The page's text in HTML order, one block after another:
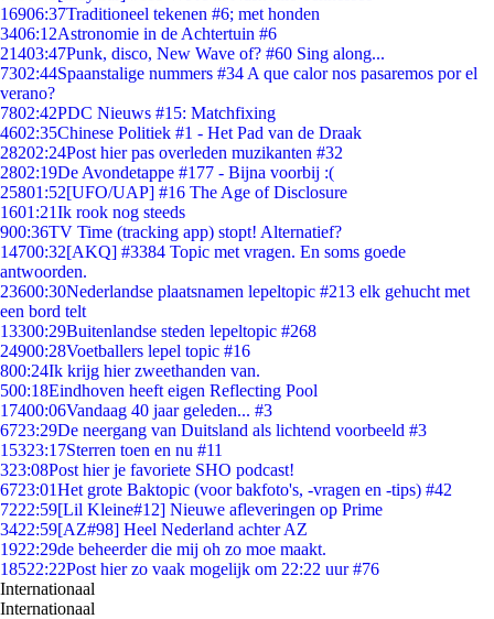
16906:37Traditioneel tekenen #6; met honden
3406:12Astronomie in de Achtertuin #6
21403:47Punk, disco, New Wave of? #60 Sing along...
7302:44Spaanstalige nummers #34 A que calor nos pasaremos por el
verano?
7802:42PDC Nieuws #15: Matchfixing
4602:35Chinese Politiek #1 - Het Pad van de Draak
28202:24Post hier pas overleden muzikanten #32
2802:19De Avondetappe #177 - Bijna voorbij :(
25801:52[UFO/UAP] #16 The Age of Disclosure
1601:21Ik rook nog steeds
900:36TV Time (tracking app) stopt! Alternatief?
14700:32[AKQ] #3384 Topic met vragen. En soms goede
antwoorden.
23600:30Nederlandse plaatsnamen lepeltopic #213 elk gehucht met
een bord telt
13300:29Buitenlandse steden lepeltopic #268
24900:28Voetballers lepel topic #16
800:24Ik krijg hier zweethanden van.
500:18Eindhoven heeft eigen Reflecting Pool
17400:06Vandaag 40 jaar geleden... #3
6723:29De neergang van Duitsland als lichtend voorbeeld #3
15323:17Sterren toen en nu #11
323:08Post hier je favoriete SHO podcast!
6723:01Het grote Baktopic (voor bakfoto's, -vragen en -tips) #42
7222:59[Lil Kleine#12] Nieuwe afleveringen op Prime
3422:59[AZ#98] Heel Nederland achter AZ
1922:29de beheerder die mij oh zo moe maakt.
18522:22Post hier zo vaak mogelijk om 22:22 uur #76
Internationaal
Internationaal